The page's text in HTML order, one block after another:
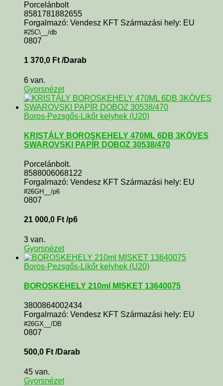
Porcelánbolt
8581781882655
Forgalmazó: Vendesz KFT Származási hely: EU
#25C\__/db
0807
1 370,0 Ft /Darab
6 van.
Gyorsnézet
Boros-Pezsgős-Likőr kelyhek (U20)
KRISTÁLY BOROSKEHELY 470ML 6DB 3KÖVES
SWAROVSKI PAPÍR DOBOZ 30538/470
Porcelánbolt.
8588006068122
Forgalmazó: Vendesz KFT Származási hely: EU
#26GH__/p6
0807
21 000,0 Ft /p6
3 van.
Gyorsnézet
Boros-Pezsgős-Likőr kelyhek (U20)
BOROSKEHELY 210ml MISKET 13640075
3800864002434
Forgalmazó: Vendesz KFT Származási hely: EU
#26GX__/DB
0807
500,0 Ft /Darab
45 van.
Gyorsnézet